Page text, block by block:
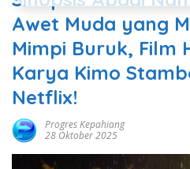
Awet Muda yang
Mimpi Buruk, Film
Karya Kimo
Netflix!
Progres Kepahiang
28 Oktober 2025